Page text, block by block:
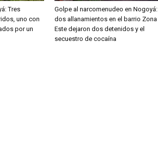
Tres
uno con
por un
Golpe al narcomenudeo en Nogoyá:
dos allanamientos en el barrio Zona
Este dejaron dos detenidos y el
secuestro de cocaína